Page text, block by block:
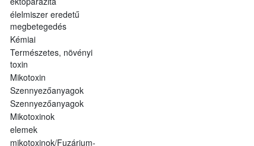
élelmiszer eredetű
megbetegedés
Kémiai
Természetes, növényi
toxin
Mikotoxin
Szennyezőanyagok
Szennyezőanyagok
Mikotoxinok
elemek
mikotoxinok/Fuzárium-